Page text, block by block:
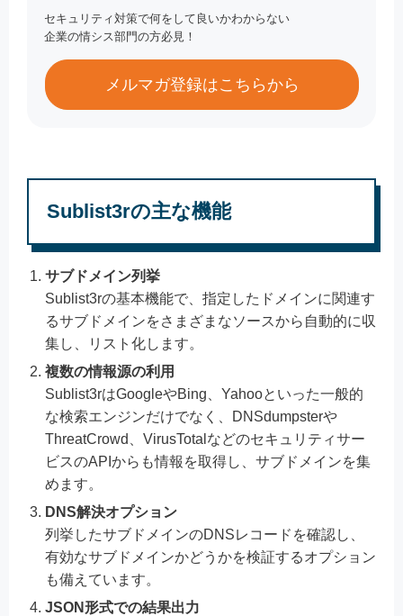
セキュリティ対策で何をして良いかわからない
企業の情シス部門の方必見！
メルマガ登録はこちらから
Sublist3rの主な機能
サブドメイン列挙
Sublist3rの基本機能で、指定したドメインに関連す
るサブドメインをさまざまなソースから自動的に収
集し、リスト化します。
複数の情報源の利用
Sublist3rはGoogleやBing、Yahooといった一般的
な検索エンジンだけでなく、DNSdumpsterや
ThreatCrowd、VirusTotalなどのセキュリティサー
ビスのAPIからも情報を取得し、サブドメインを集
めます。
DNS解決オプション
列挙したサブドメインのDNSレコードを確認し、
有効なサブドメインかどうかを検証するオプション
も備えています。
JSON形式での結果出力